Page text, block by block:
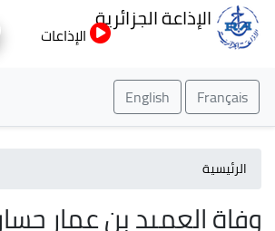
إلى
الإذاعة الجزائرية
الإذاعات
Français
English
الرئيسية
وفاة العميد بن عمار حسان